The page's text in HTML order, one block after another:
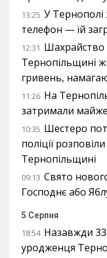
13:25 У Тернополі
телефон — їй
12:31 Шахрайство
Тернопільщині
гривень,
11:26 На
затримали майже
10:35 Шестеро
поліції
Тернопільщині
09:13 Свято
Господнє або
5 Серпня
18:54 Назавжди
уродженця